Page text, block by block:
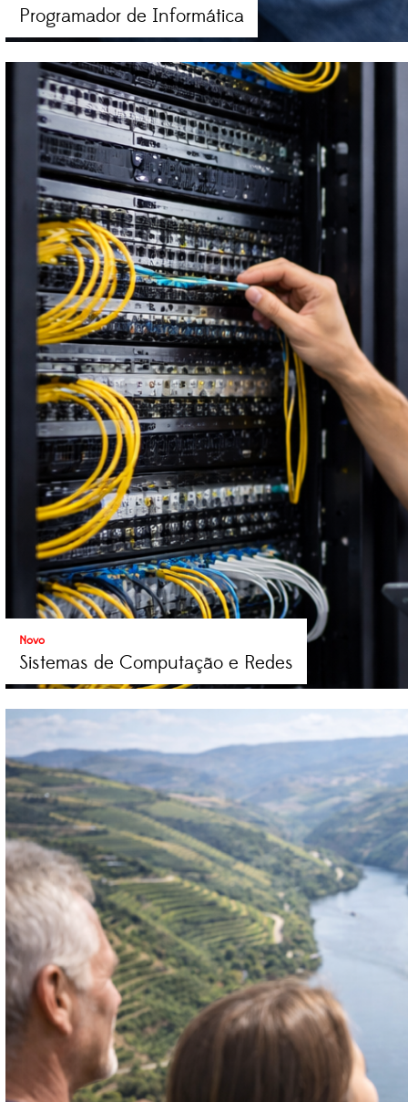
Programador de Informática
Novo
Sistemas de Computação e Redes